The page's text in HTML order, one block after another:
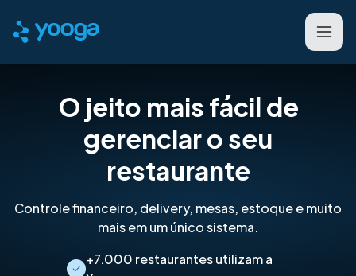
O jeito mais fácil de
gerenciar o seu
restaurante
Controle financeiro, delivery, mesas, estoque e muito
mais em um único sistema.
+7.000 restaurantes utilizam a